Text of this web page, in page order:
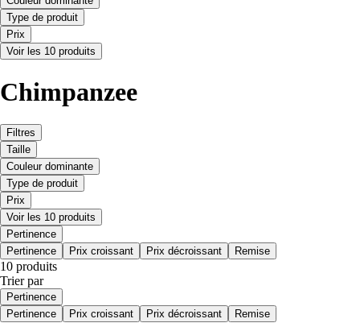
Type de produit
Prix
Voir les 10 produits
Chimpanzee
Filtres
Taille
Couleur dominante
Type de produit
Prix
Voir les 10 produits
Pertinence
Pertinence
Prix croissant Prix décroissant Remise
10 produits
Trier par
Pertinence
Pertinence
Prix croissant Prix décroissant Remise